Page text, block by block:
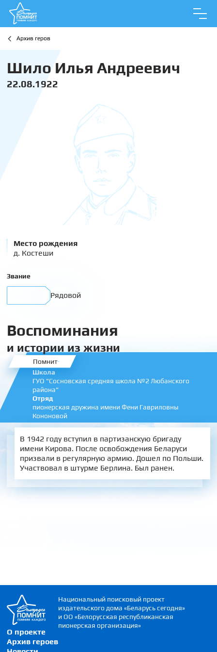
Архив геров
Шило Илья Андреевич
22.08.1922
Место рождения
д. Костеши
Звание
Рядовой
Воспоминания
и истории из жизни
Помнит
Школа
ГУО "Сосновская средняя школа №2 Любанского
района"
Отряд
пионерская дружина имени Фени Гавриловны
Кононовой
В 1942 году вступил в партизанскую бригаду
имени Кирова. После освобождения Беларуси
призвали в регулярную армию. Дошел по Польши.
Участвовал в штурме Берлина. Был ранен.
О проекте
Архив героев
Национальный поисковый проект
издательского дома «Беларусь сегодня»
и ОО «Белорусская республиканская
пионерская организация»